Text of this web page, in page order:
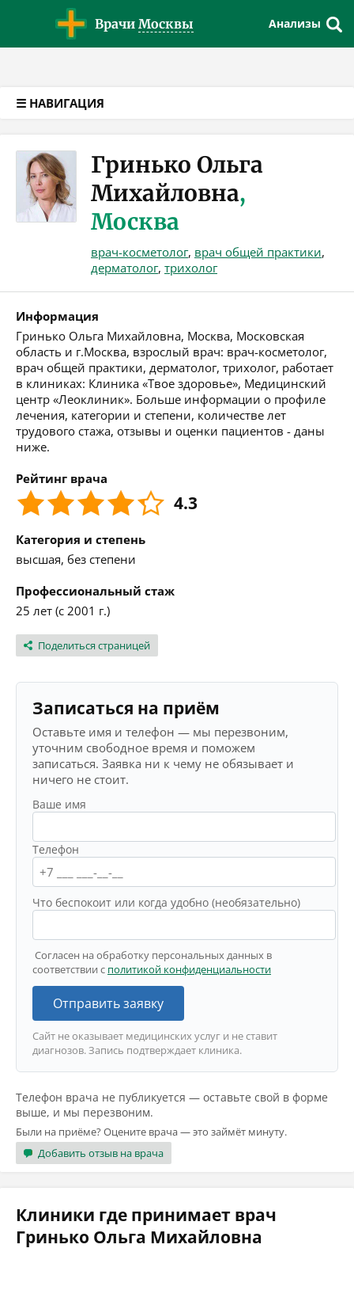
Врачи Москвы Анализы
☰ НАВИГАЦИЯ
Гринько Ольга
Михайловна,
Москва
врач-косметолог, врач общей практики,
дерматолог, трихолог
Информация
Гринько Ольга Михайловна, Москва, Московская
область и г.Москва, взрослый врач: врач-косметолог,
врач общей практики, дерматолог, трихолог, работает
в клиниках: Клиника «Твое здоровье», Медицинский
центр «Леоклиник». Больше информации о профиле
лечения, категории и степени, количестве лет
трудового стажа, отзывы и оценки пациентов - даны
ниже.
Рейтинг врача
4.3
Категория и степень
высшая, без степени
Профессиональный стаж
25 лет (с 2001 г.)
Поделиться страницей
Записаться на приём
Оставьте имя и телефон — мы перезвоним,
уточним свободное время и поможем
записаться. Заявка ни к чему не обязывает и
ничего не стоит.
Ваше имя
Телефон
Что беспокоит или когда удобно (необязательно)
Согласен на обработку персональных данных в
соответствии с политикой конфиденциальности
Отправить заявку
Сайт не оказывает медицинских услуг и не ставит
диагнозов. Запись подтверждает клиника.
Телефон врача не публикуется — оставьте свой в форме
выше, и мы перезвоним.
Были на приёме? Оцените врача — это займёт минуту.
Добавить отзыв на врача
Клиники где принимает врач
Гринько Ольга Михайловна